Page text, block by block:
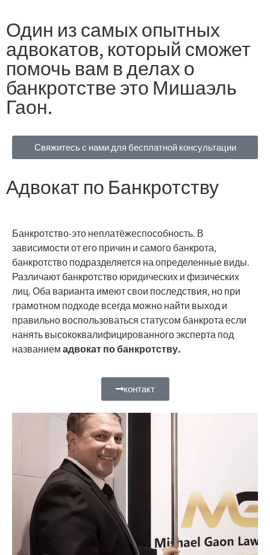
Один из самых опытных
адвокатов, который сможет
помочь вам в делах о
банкротстве это Мишаэль
Гаон.
Свяжитесь с нами для бесплатной консультации
Адвокат по Банкротству
Банкротство-это неплатёжеспособность. В
зависимости от его причин и самого банкрота,
банкротство подразделяется на определенные виды.
Различают банкротство юридических и физических
лиц. Оба варианта имеют свои последствия, но при
грамотном подходе всегда можно найти выход и
правильно воспользоваться статусом банкрота если
нанять высококвалифицированного эксперта под
названиемадвокат по банкротству.
контакт